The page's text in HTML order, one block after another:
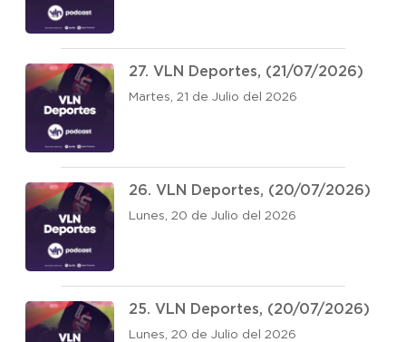
27. VLN Deportes, (21/07/2026)
Martes, 21 de Julio del 2026
26. VLN Deportes, (20/07/2026)
Lunes, 20 de Julio del 2026
25. VLN Deportes, (20/07/2026)
Lunes, 20 de Julio del 2026